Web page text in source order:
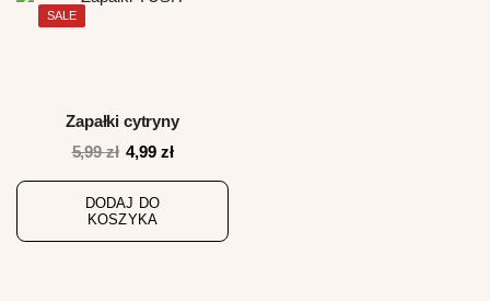
SALE
Zapałki cytryny
5,99zł Pierwotna
wynosiła:
5,99 zł.
4,99 złAktualna
DODAJ DO
KOSZYKA